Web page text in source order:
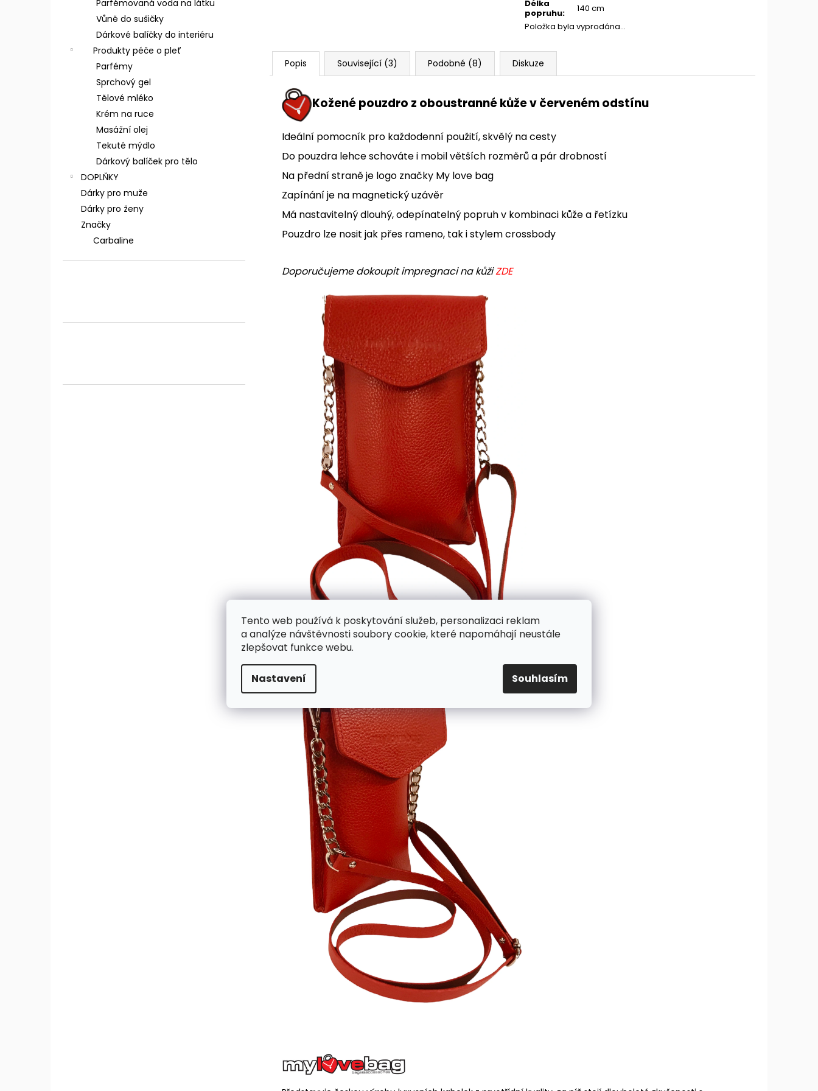
Tento web používá k poskytování služeb, personalizaci reklam
a analýze návštěvnosti soubory cookie, které napomáhají neustále
zlepšovat funkce webu.
Nastavení Souhlasím
Parfémovaná voda na látku
Vůně do sušičky
Dárkové balíčky do interiéru
Produkty péče o pleť
Parfémy
Sprchový gel
Tělové mléko
Krém na ruce
Masážní olej
Tekuté mýdlo
Dárkový balíček pro tělo
DOPLŇKY
Dárky pro muže
Dárky pro ženy
Značky
Carbaline
Délka
popruhu:
140 cm
Položka byla vyprodána…
Popis Související (3) Podobné (8) Diskuze
Kožené pouzdro z oboustranné kůže v červeném odstínu
Ideální pomocník pro každodenní použití, skvělý na cesty
Do pouzdra lehce schováte i mobil větších rozměrů a pár drobností
Na přední straně je logo značky My love bag
Zapínání je na magnetický uzávěr
Má nastavitelný dlouhý, odepínatelný popruh v kombinaci kůže a řetízku
Pouzdro lze nosit jak přes rameno, tak i stylem crossbody
Doporučujeme dokoupit impregnaci na kůžiZDE